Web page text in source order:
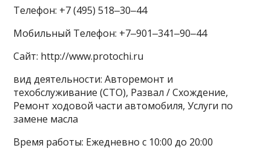
Телефон: +7 (495) 518‒30‒44
Мобильный Телефон: +7‒901‒341‒90‒44
Сайт: http://www.protochi.ru
вид деятельности: Авторемонт и
техобслуживание (СТО), Развал / Схождение,
Ремонт ходовой части автомобиля, Услуги по
замене масла
Время работы: Ежедневно с 10:00 до 20:00